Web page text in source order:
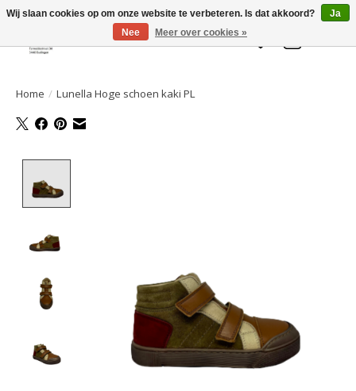
Welkom bij de Gelaarsde KAT
Verlanglijst
Home / Lunella Hoge schoen kaki PL
Wij slaan cookies op om onze website te verbeteren. Is dat akkoord?
Ja
Nee
Meer over cookies »